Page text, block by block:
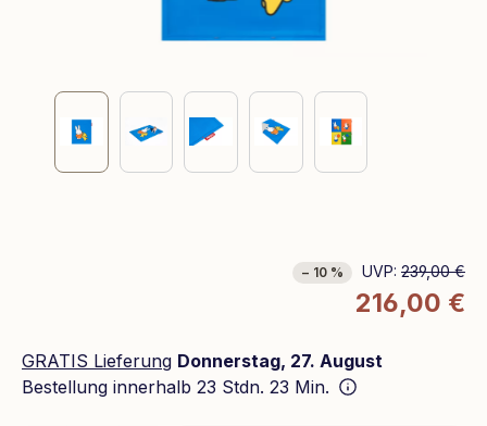
− 10 % UVP: 239,00 €
216,00 €
GRATIS Lieferung Donnerstag, 27. August
Bestellung innerhalb 23 Stdn. 23 Min.